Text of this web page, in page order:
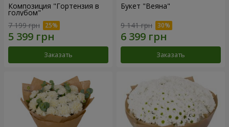
Композиция "Гортензия в
голубом"
7 199 грн
Заказать
Букет "Веяна"
9 141 грн
Заказать